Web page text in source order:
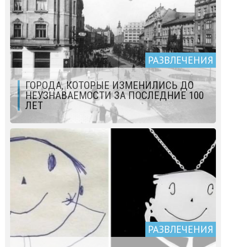
РАЗВЛЕЧЕНИЯ
ГОРОДА, КОТОРЫЕ ИЗМЕНИЛИСЬ ДО
НЕУЗНАВАЕМОСТИ ЗА ПОСЛЕДНИЕ 100
ЛЕТ
РАЗВЛЕЧЕНИЯ